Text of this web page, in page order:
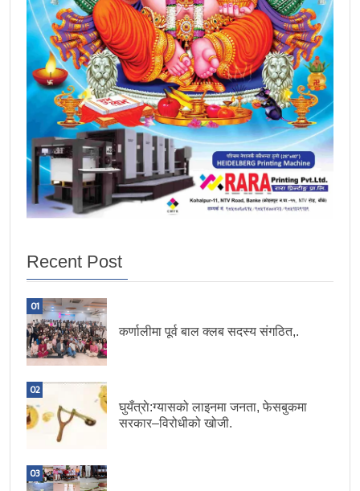
Recent Post
01
कर्णालीमा पूर्व बाल क्लब सदस्य संगठित,.
02
घुयँत्राे:ग्यासको लाइनमा जनता, फेसबुकमा
सरकार–विरोधीको खोजी.
03